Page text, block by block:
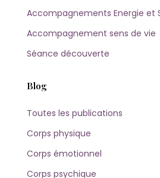
Accompagnements Energie et
Accompagnement sens de vie
Séance découverte
Blog
Toutes les publications
Corps physique
Corps émotionnel
Corps psychique